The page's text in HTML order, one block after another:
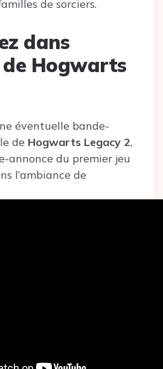
de sorciers.
dans
de Hogwarts
éventuelle bande-
de Hogwarts Legacy 2,
annonce du premier jeu
l’ambiance de